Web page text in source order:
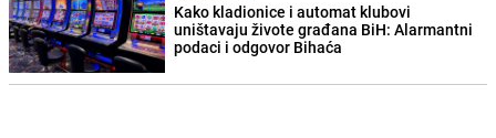
Kako kladionice i automat klubovi
uništavaju živote građana BiH: Alarmantni
podaci i odgovor Bihaća